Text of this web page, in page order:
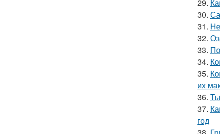
29.
30.
31.
32.
33.
34.
35.
их
36.
37.
год